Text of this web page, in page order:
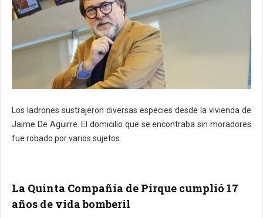
Los ladrones sustrajeron diversas especies desde la vivienda de
Jaime De Aguirre. El domicilio que se encontraba sin moradores
fue robado por varios sujetos.
La Quinta Compañía de Pirque cumplió 17
años de vida bomberil